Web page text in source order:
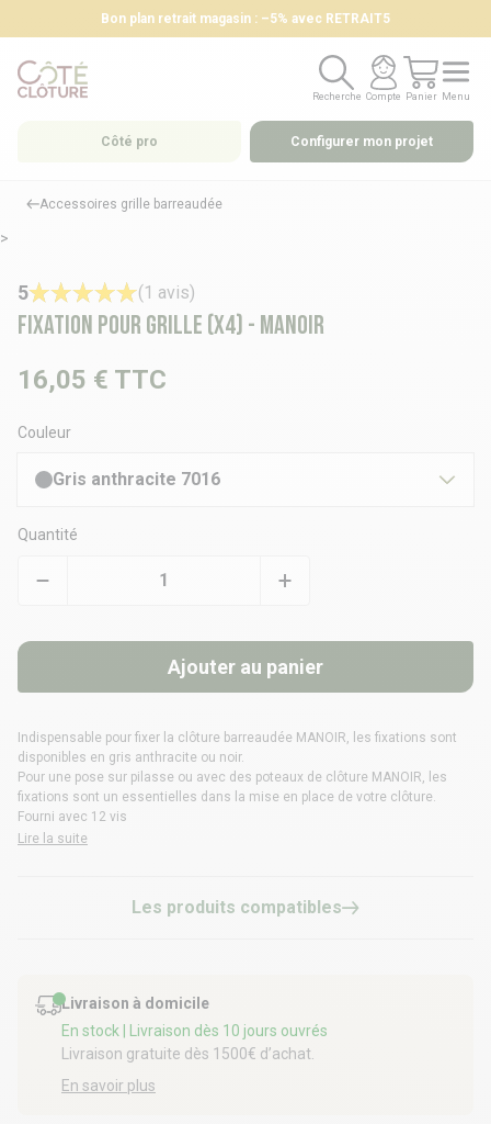
Bon plan retrait magasin : –5% avec RETRAIT5
Recherche
Recherche
Compte
Compte
Panier
Panier
Menu
Menu
Côté pro Configurer mon projet
Accessoires grille barreaudée
Fixation pour grille (x4) - MANOIR
5 (1 avis)
>
16,05 € TTC
Couleur
Gris anthracite 7016
Quantité
Ajouter au panier
Indispensable pour fixer la clôture barreaudée MANOIR, les fixations sont
disponibles en gris anthracite ou noir.
Pour une pose sur pilasse ou avec des poteaux de clôture MANOIR, les
fixations sont un essentielles dans la mise en place de votre clôture.
Fourni avec 12 vis
Lire la suite
Les produits compatibles
Livraison à domicile
En stock
| Livraison dès 10 jours ouvrés
Livraison gratuite dès 1500€ d’achat.
En savoir plus